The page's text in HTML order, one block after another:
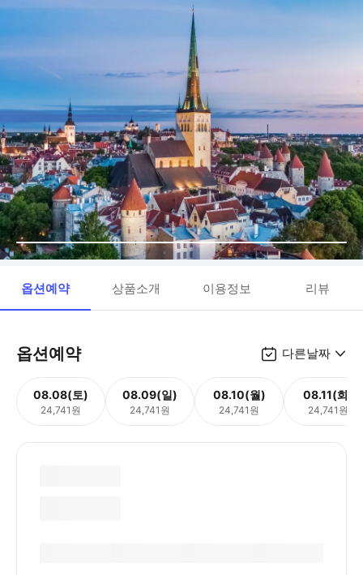
옵션예약 상품소개 이용정보 리뷰
옵션예약 다른날짜
08.08(토)
24,741원
08.09(일)
24,741원
08.10(월)
24,741원
08.11(화)
24,741원